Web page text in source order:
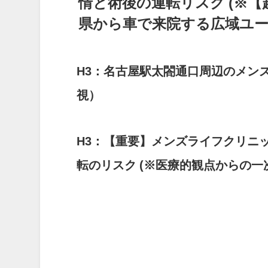
県から車で来院する広域ユ
H3：名古屋駅太閤通口周辺のメン
視）
H3：【重要】メンズライフクリニ
転のリスク (※医療的観点からの一